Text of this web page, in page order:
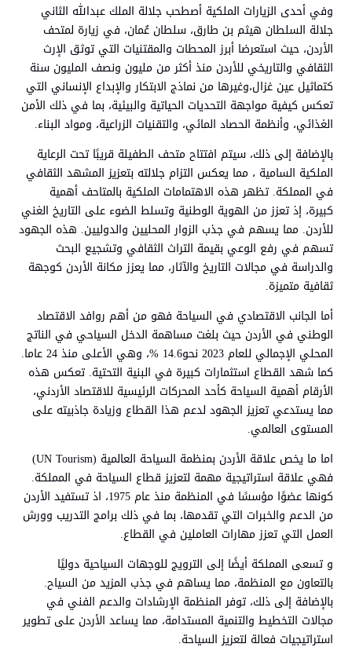
وفي أحدى الزيارات الملكية أصطحب جلالة الملك عبدالله الثاني
جلالة السلطان هيثم بن طارق، سلطان عُمان، في زيارة لمتحف
الأردن، حيث استعرضا أبرز المحطات والمقتنيات التي توثق الإرث
الثقافي والتاريخي للأردن منذ أكثر من مليون ونصف المليون سنة
كتماثيل عين غزال،وغيرها من نماذج الابتكار والإبداع الإنساني التي
تعكس كيفية مواجهة التحديات الحياتية والبيئية، بما في ذلك الأمن
الغذائي، وأنظمة الحصاد المائي، والتقنيات الزراعية، ومواد البناء.
بالإضافة إلى ذلك، سيتم افتتاح متحف الطفيلة قريبًا تحت الرعاية
الملكية السامية ، مما يعكس التزام جلالته بتعزيز المشهد الثقافي
في المملكة. تظهر هذه الاهتمامات الملكية بالمتاحف أهمية
كبيرة، إذ تعزز من الهوية الوطنية وتسلط الضوء على التاريخ الغني
للأردن. مما يسهم في جذب الزوار المحليين والدوليين. هذه الجهود
تسهم في رفع الوعي بقيمة التراث الثقافي وتشجيع البحث
والدراسة في مجالات التاريخ والآثار، مما يعزز مكانة الأردن كوجهة
ثقافية متميزة.
أما الجانب الاقتصادي في السياحة فهو من أهم روافد الاقتصاد
الوطني في الأردن حيث بلغت مساهمة الدخل السياحي في الناتج
المحلي الإجمالي للعام 2023 نحو14.6 %، وهي الأعلى منذ 24 عاما.
كما شهد القطاع استثمارات كبيرة في البنية التحتية. تعكس هذه
الأرقام أهمية السياحة كأحد المحركات الرئيسية للاقتصاد الأردني،
مما يستدعي تعزيز الجهود لدعم هذا القطاع وزيادة جاذبيته على
المستوى العالمي.
اما ما يخص علاقة الأردن بمنظمة السياحة العالمية (UN Tourism)
فهي علاقة استراتيجية مهمة لتعزيز قطاع السياحة في المملكة.
كونها عضوًا مؤسسًا في المنظمة منذ عام 1975، اذ تستفيد الأردن
من الدعم والخبرات التي تقدمها، بما في ذلك برامج التدريب وورش
العمل التي تعزز مهارات العاملين في القطاع.
و تسعى المملكة أيضًا إلى الترويج للوجهات السياحية دوليًا
بالتعاون مع المنظمة، مما يساهم في جذب المزيد من السياح.
بالإضافة إلى ذلك، توفر المنظمة الإرشادات والدعم الفني في
مجالات التخطيط والتنمية المستدامة، مما يساعد الأردن على تطوير
استراتيجيات فعالة لتعزيز السياحة.